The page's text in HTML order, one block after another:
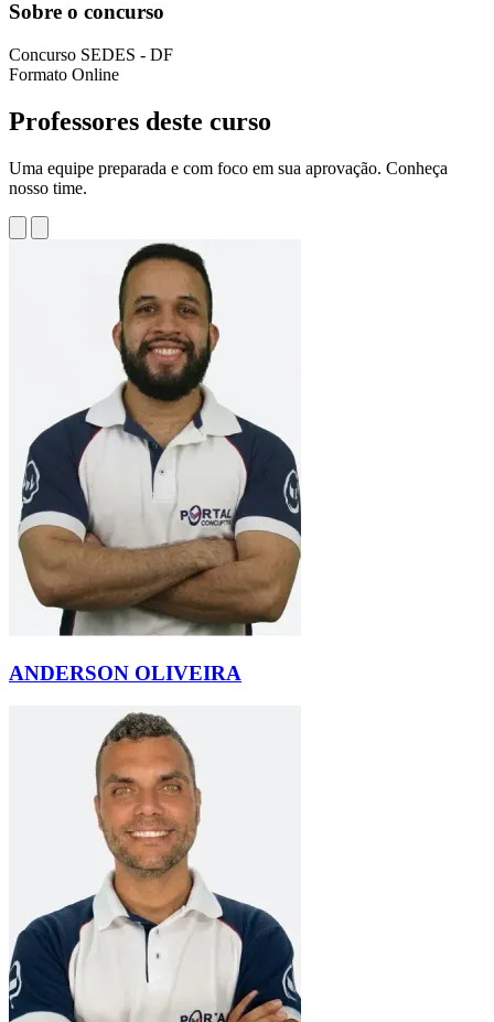
Sobre o concurso
Concurso SEDES - DF
Formato Online
Professores deste curso
Uma equipe preparada e com foco em sua aprovação. Conheça
nosso time.
ANDERSON OLIVEIRA